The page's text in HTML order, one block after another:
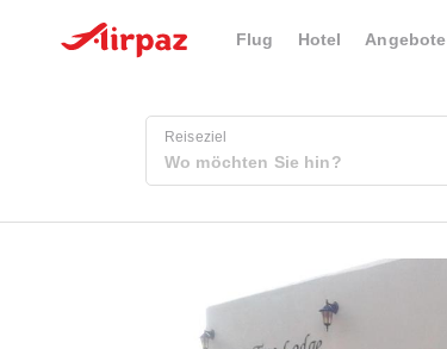
Flug Hotel Angebote
Reiseziel